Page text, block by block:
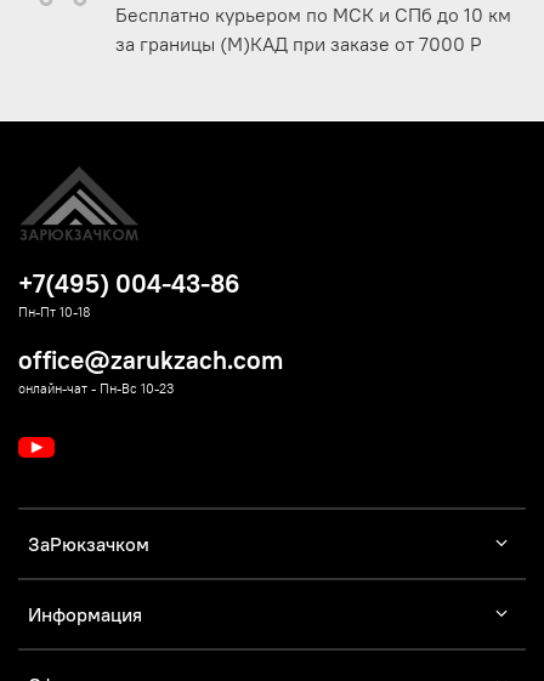
Бесплатно курьером по МСК и СПб до 10 км
за границы (М)КАД при заказе от 7000 Р
ЗаРюкзачком
Информация
+7(495) 004-43-86
Пн-Пт 10-18
office@zarukzach.com
онлайн-чат - Пн-Вс 10-23